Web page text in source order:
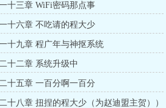
十三章 WiFi密码那点事
十六章 不吃请的程大少
十九章 程广年与神抠系统
十二章 系统升级中
十五章 一百分啊一百分
十八章 扭捏的程大少（为赵迪盟主贺））